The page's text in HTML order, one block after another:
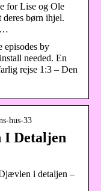
for Lise og Ole
deres børn ihjel.
…
episodes by
needed. En
rejse 1:3 – Den
hus-33
I Detaljen
i detaljen –